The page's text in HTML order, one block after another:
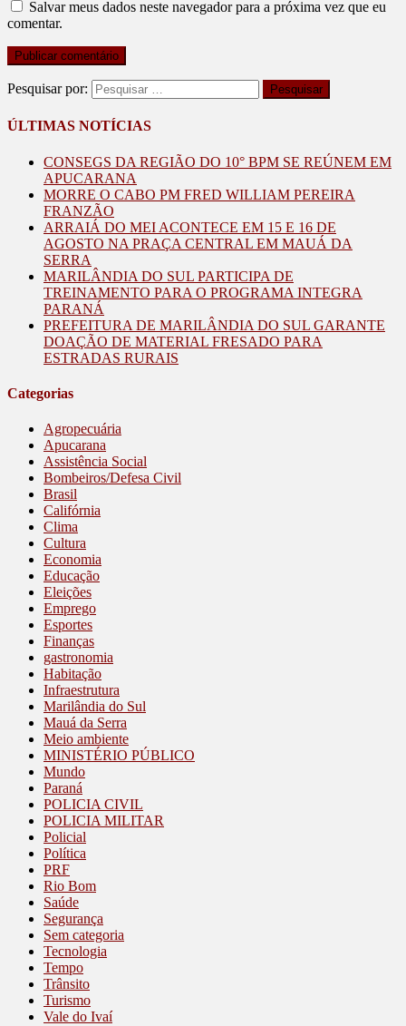
Salvar meus dados neste navegador para a próxima vez que eu
comentar.
Pesquisar por:
ÚLTIMAS NOTÍCIAS
CONSEGS DA REGIÃO DO 10° BPM SE REÚNEM EM
APUCARANA
MORRE O CABO PM FRED WILLIAM PEREIRA
FRANZÃO
ARRAIÁ DO MEI ACONTECE EM 15 E 16 DE
AGOSTO NA PRAÇA CENTRAL EM MAUÁ DA
SERRA
MARILÂNDIA DO SUL PARTICIPA DE
TREINAMENTO PARA O PROGRAMA INTEGRA
PARANÁ
PREFEITURA DE MARILÂNDIA DO SUL GARANTE
DOAÇÃO DE MATERIAL FRESADO PARA
ESTRADAS RURAIS
Categorias
Agropecuária
Apucarana
Assistência Social
Bombeiros/Defesa Civil
Brasil
Califórnia
Clima
Cultura
Economia
Educação
Eleições
Emprego
Esportes
Finanças
gastronomia
Habitação
Infraestrutura
Marilândia do Sul
Mauá da Serra
Meio ambiente
MINISTÉRIO PÚBLICO
Mundo
Paraná
POLICIA CIVIL
POLICIA MILITAR
Policial
Política
PRF
Rio Bom
Saúde
Segurança
Sem categoria
Tecnologia
Tempo
Trânsito
Turismo
Vale do Ivaí